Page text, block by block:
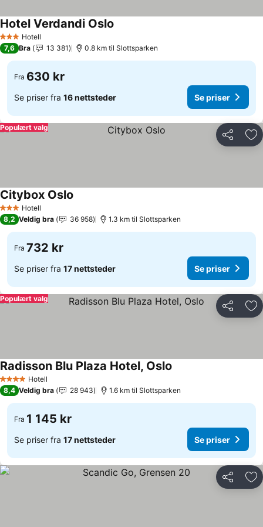
3 StjernerHotell
Hotel Verdandi Oslo
7,6 Bra 13 381 0.8 km til Slottsparken
Fra 630 kr
Se priser fra 16 nettsteder Se priser
Del
Populært valg
3 StjernerHotell
Citybox Oslo
8,2 Veldig bra 36 958 1.3 km til Slottsparken
Fra 732 kr
Se priser fra 17 nettsteder Se priser
Del
Populært valg
4 StjernerHotell
Radisson Blu Plaza Hotel, Oslo
8,4 Veldig bra 28 943 1.6 km til Slottsparken
Fra 1 145 kr
Se priser fra 17 nettsteder Se priser
Del